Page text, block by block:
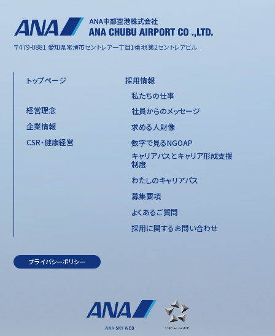
〒479-0881 愛知県常滑市セントレア一丁目1番地 第2セントレアビル
トップページ
経営理念
企業情報
CSR・健康経営
採用情報
私たちの仕事
社員からのメッセージ
求める人財像
数字で見るNGOAP
キャリアパスとキャリア形成支援
制度
わたしのキャリアパス
募集要項
よくあるご質問
採用に関するお問い合わせ
プライバシーポリシー